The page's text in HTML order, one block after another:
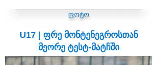
ფოტო
U17 | ფრე მონტენეგროსთან
მეორე ტესტ-მატჩში